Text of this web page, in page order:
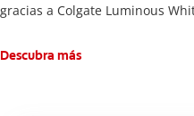
gracias a Colgate Luminous
Descubra más